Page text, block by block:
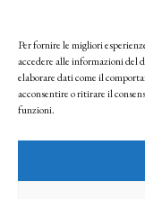
Per fornire le migliori
accedere alle informazioni del
elaborare dati come il
acconsentire o ritirare il
funzioni.
Facendo clic per iscriverti,
seguendo la nostra Privacy
© 2025 Istituto Matteucci. All
l’autorizzazione scritta dei